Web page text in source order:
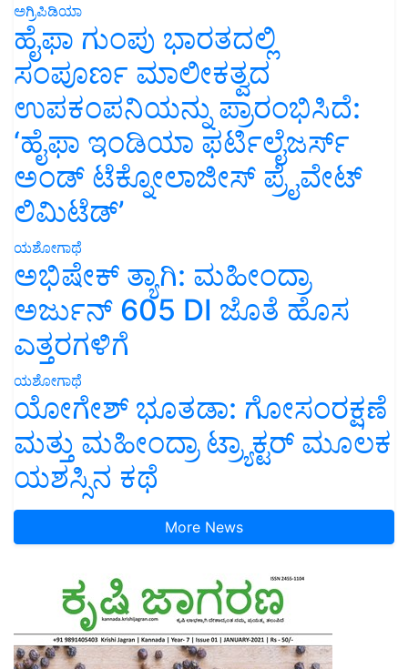
ಅಗ್ರಿಪಿಡಿಯಾ
ಹೈಫಾ ಗುಂಪು ಭಾರತದಲ್ಲಿ
ಸಂಪೂರ್ಣ ಮಾಲೀಕತ್ವದ
ಉಪಕಂಪನಿಯನ್ನು ಪ್ರಾರಂಭಿಸಿದೆ:
‘ಹೈಫಾ ಇಂಡಿಯಾ ಫರ್ಟಿಲೈಜರ್ಸ್
ಅಂಡ್ ಟೆಕ್ನೋಲಾಜೀಸ್ ಪ್ರೈವೇಟ್
ಲಿಮಿಟೆಡ್’
ಯಶೋಗಾಥೆ
ಅಭಿಷೇಕ್ ತ್ಯಾಗಿ: ಮಹೀಂದ್ರಾ
ಅರ್ಜುನ್ 605 DI ಜೊತೆ ಹೊಸ
ಎತ್ತರಗಳಿಗೆ
ಯಶೋಗಾಥೆ
ಯೋಗೇಶ್ ಭೂತಡಾ: ಗೋಸಂರಕ್ಷಣೆ
ಮತ್ತು ಮಹೀಂದ್ರಾ ಟ್ರ್ಯಾಕ್ಟರ್ ಮೂಲಕ
ಯಶಸ್ಸಿನ ಕಥೆ
More News